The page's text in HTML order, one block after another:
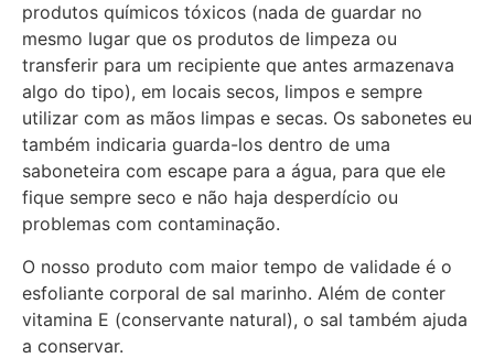
produtos químicos tóxicos (nada de guardar no
mesmo lugar que os produtos de limpeza ou
transferir para um recipiente que antes armazenava
algo do tipo), em locais secos, limpos e sempre
utilizar com as mãos limpas e secas. Os sabonetes eu
também indicaria guarda-los dentro de uma
saboneteira com escape para a água, para que ele
fique sempre seco e não haja desperdício ou
problemas com contaminação.
O nosso produto com maior tempo de validade é o
esfoliante corporal de sal marinho. Além de conter
vitamina E (conservante natural), o sal também ajuda
a conservar.